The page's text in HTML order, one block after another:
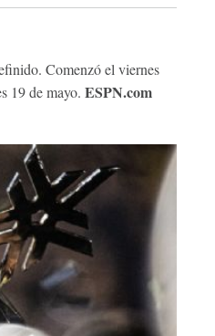
Comenzó el viernes
19 de mayo. ESPN.com